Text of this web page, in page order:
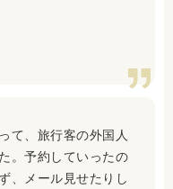
て、旅行客の外国人
。予約していったの
、メール見せたりし